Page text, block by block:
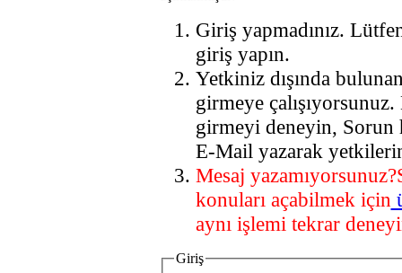
Giriş yapmadınız.
giriş yapın.
Yetkiniz dışında
girmeye
girmeyi deneyin, Sorun
E-Mail yazarak
Mesaj
konuları açabilmek için
aynı işlemi tekrar
Giriş